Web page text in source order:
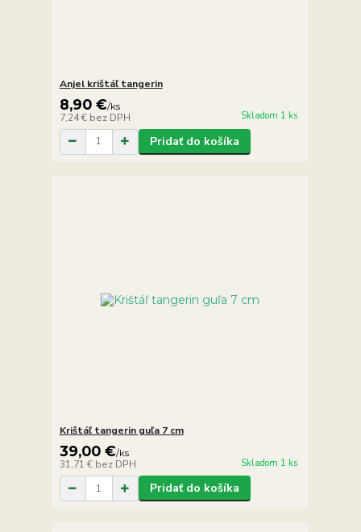
Anjel krištáľ tangerin
8,90 €/ks
7,24 € bez DPH Skladom 1 ks
Pridať do košíka
Krištáľ tangerin guľa 7 cm
39,00 €/ks
31,71 € bez DPH Skladom 1 ks
Pridať do košíka